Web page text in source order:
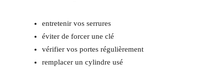
entretenir vos serrures
éviter de forcer une clé
vérifier vos portes régulièrement
remplacer un cylindre usé